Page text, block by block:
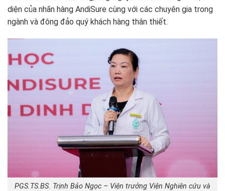
diện của nhãn hàng AndiSure cùng với các chuyên gia trong
ngành và đông đảo quý khách hàng thân thiết.
PGS.TS.BS. Trịnh Bảo Ngọc – Viện trưởng Viện Nghiên cứu và